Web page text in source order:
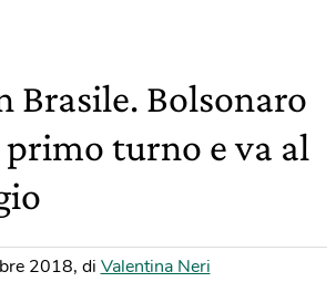
Brasile. Bolsonaro
turno e va al
2018, di Valentina Neri